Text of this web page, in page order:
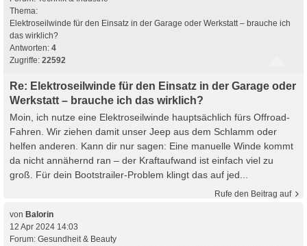
Thema:
Elektroseilwinde für den Einsatz in der Garage oder Werkstatt – brauche ich
das wirklich?
Antworten: 4
Zugriffe: 22592
Re: Elektroseilwinde für den Einsatz in der Garage oder
Werkstatt – brauche ich das wirklich?
Moin, ich nutze eine Elektroseilwinde hauptsächlich fürs Offroad-
Fahren. Wir ziehen damit unser Jeep aus dem Schlamm oder
helfen anderen. Kann dir nur sagen: Eine manuelle Winde kommt
da nicht annähernd ran – der Kraftaufwand ist einfach viel zu
groß. Für dein Bootstrailer-Problem klingt das auf jed...
Rufe den Beitrag auf
von Balorin
12 Apr 2024 14:03
Forum: Gesundheit & Beauty